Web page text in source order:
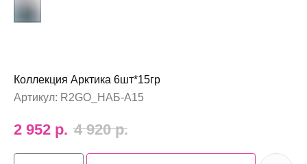
Коллекция Арктика 6шт*15гр
Артикул: R2GO_НАБ-А15
2 952 р. 4 920 р.